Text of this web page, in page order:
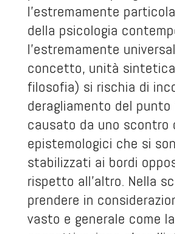
l’estremamente
della psicologia
l’estremamente
concetto, unità
filosofia) si rischia di
deragliamento del
causato da uno scontro
epistemologici che si
stabilizzati ai bordi
rispetto all’altro. Nella
prendere in
vasto e generale come